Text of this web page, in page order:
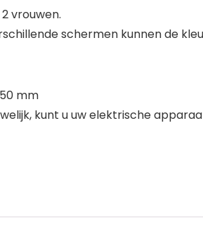
vrouwen.
schermen kunnen de
mm
kunt u uw elektrische